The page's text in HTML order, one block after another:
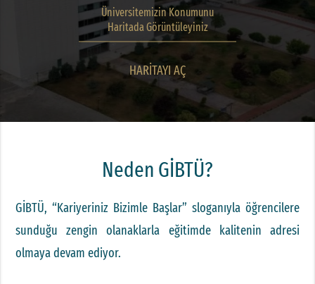
Üniversitemizin Konumunu
Haritada Görüntüleyiniz
HARİTAYI AÇ
Neden GİBTÜ?
GİBTÜ, “Kariyeriniz Bizimle Başlar” sloganıyla öğrencilere
sunduğu zengin olanaklarla eğitimde kalitenin adresi
olmaya devam ediyor.